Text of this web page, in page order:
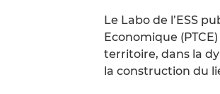
Le Labo de l’ESS
Economique
territoire, dans la
la construction du